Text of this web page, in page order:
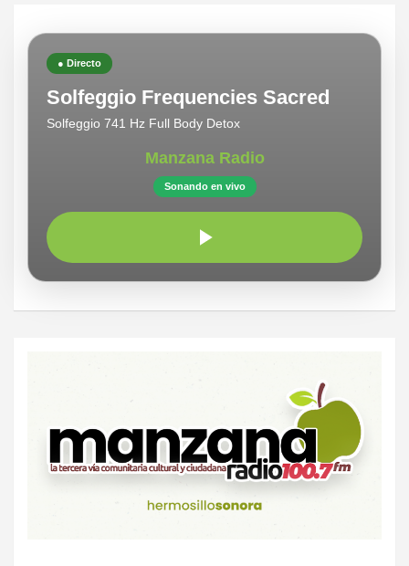
● Directo
Solfeggio Frequencies Sacred
Solfeggio 741 Hz Full Body Detox
Manzana Radio
Sonando en vivo